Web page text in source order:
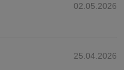
02.05.2026
25.04.2026